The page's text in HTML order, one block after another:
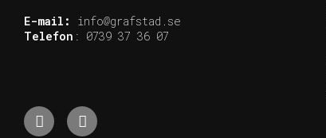
E-mail: info@grafstad.se
Telefon : 0739 37 36 07